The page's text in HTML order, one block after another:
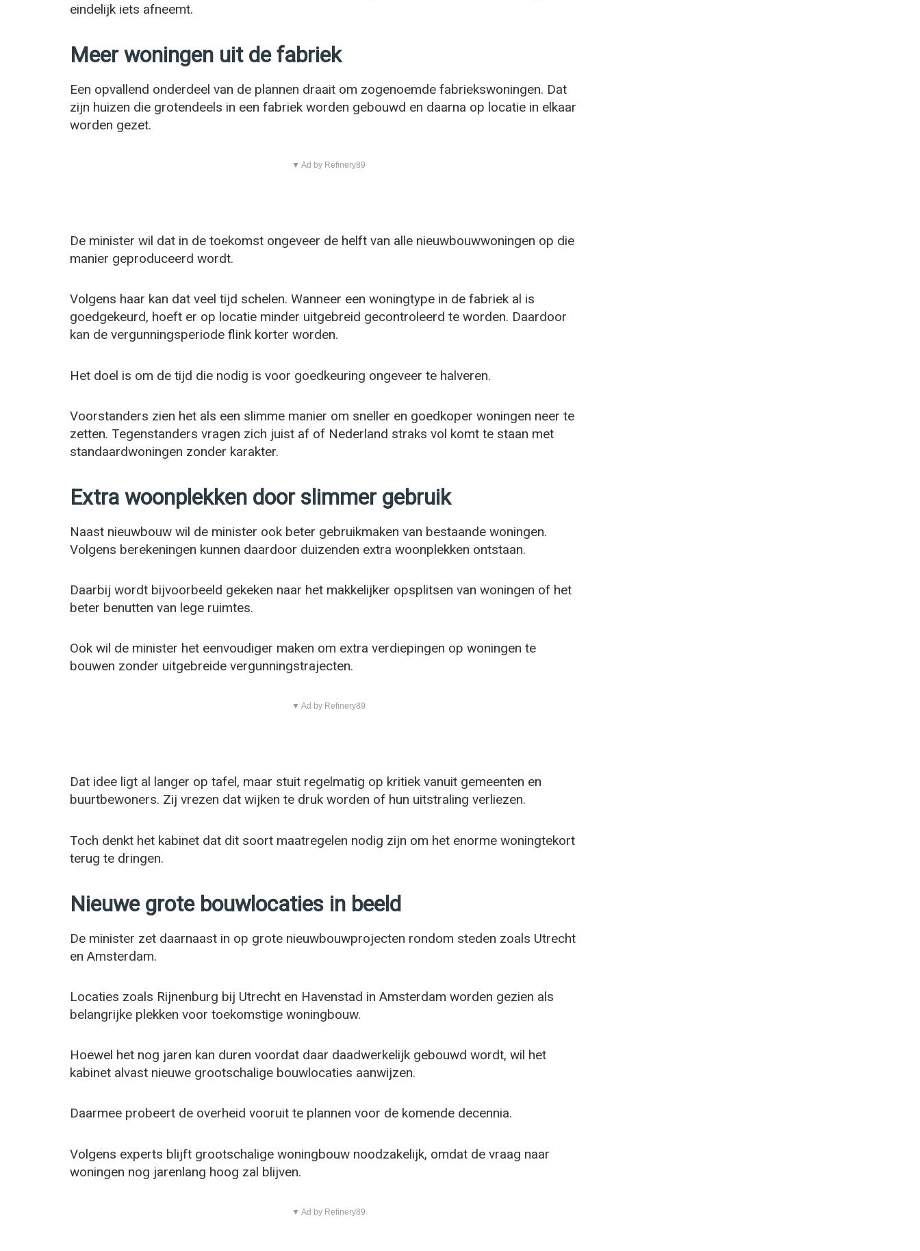
eindelijk iets afneemt.
Meer woningen uit de fabriek
Een opvallend onderdeel van de plannen draait om zogenoemde fabriekswoningen. Dat
zijn huizen die grotendeels in een fabriek worden gebouwd en daarna op locatie in elkaar
worden gezet.
▼ Ad by Refinery89
De minister wil dat in de toekomst ongeveer de helft van alle nieuwbouwwoningen op die
manier geproduceerd wordt.
Volgens haar kan dat veel tijd schelen. Wanneer een woningtype in de fabriek al is
goedgekeurd, hoeft er op locatie minder uitgebreid gecontroleerd te worden. Daardoor
kan de vergunningsperiode flink korter worden.
Het doel is om de tijd die nodig is voor goedkeuring ongeveer te halveren.
Voorstanders zien het als een slimme manier om sneller en goedkoper woningen neer te
zetten. Tegenstanders vragen zich juist af of Nederland straks vol komt te staan met
standaardwoningen zonder karakter.
Extra woonplekken door slimmer gebruik
Naast nieuwbouw wil de minister ook beter gebruikmaken van bestaande woningen.
Volgens berekeningen kunnen daardoor duizenden extra woonplekken ontstaan.
Daarbij wordt bijvoorbeeld gekeken naar het makkelijker opsplitsen van woningen of het
beter benutten van lege ruimtes.
Ook wil de minister het eenvoudiger maken om extra verdiepingen op woningen te
bouwen zonder uitgebreide vergunningstrajecten.
▼ Ad by Refinery89
Dat idee ligt al langer op tafel, maar stuit regelmatig op kritiek vanuit gemeenten en
buurtbewoners. Zij vrezen dat wijken te druk worden of hun uitstraling verliezen.
Toch denkt het kabinet dat dit soort maatregelen nodig zijn om het enorme woningtekort
terug te dringen.
Nieuwe grote bouwlocaties in beeld
De minister zet daarnaast in op grote nieuwbouwprojecten rondom steden zoals Utrecht
en Amsterdam.
Locaties zoals Rijnenburg bij Utrecht en Havenstad in Amsterdam worden gezien als
belangrijke plekken voor toekomstige woningbouw.
Hoewel het nog jaren kan duren voordat daar daadwerkelijk gebouwd wordt, wil het
kabinet alvast nieuwe grootschalige bouwlocaties aanwijzen.
Daarmee probeert de overheid vooruit te plannen voor de komende decennia.
Volgens experts blijft grootschalige woningbouw noodzakelijk, omdat de vraag naar
woningen nog jarenlang hoog zal blijven.
▼ Ad by Refinery89